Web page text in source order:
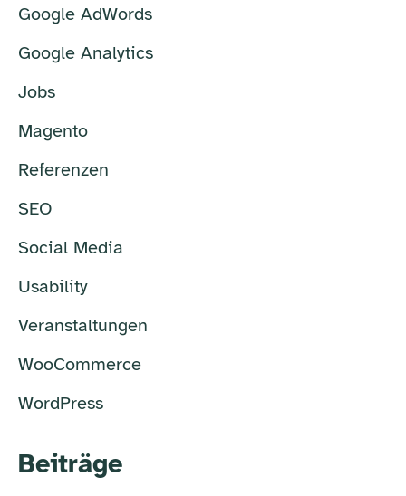
Google AdWords
Google Analytics
Jobs
Magento
Referenzen
SEO
Social Media
Usability
Veranstaltungen
WooCommerce
WordPress
Beiträge